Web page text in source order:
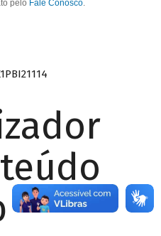
pelo Fale Conosco.